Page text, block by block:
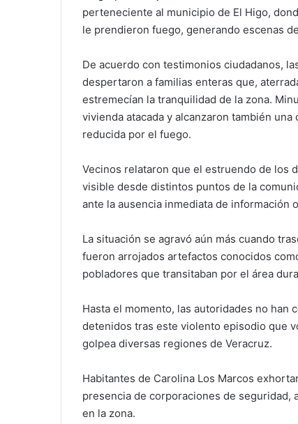
perteneciente al municipio de El Higo,
le prendieron fuego, generando escenas
De acuerdo con testimonios ciudadanos,
despertaron a familias enteras que,
estremecían la tranquilidad de la zona.
vivienda atacada y alcanzaron también
reducida por el fuego.
Vecinos relataron que el estruendo de los
visible desde distintos puntos de la
ante la ausencia inmediata de información
La situación se agravó aún más cuando
fueron arrojados artefactos conocidos
pobladores que transitaban por el área
Hasta el momento, las autoridades no han
detenidos tras este violento episodio que
golpea diversas regiones de Veracruz.
Habitantes de Carolina Los Marcos
presencia de corporaciones de
en la zona.